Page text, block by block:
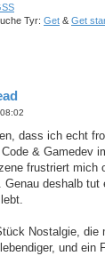
Tyr: Get & Get
dass ich echt
& Gamedev
frustriert mich
Genau deshalb tut
Nostalgie, die
und ein